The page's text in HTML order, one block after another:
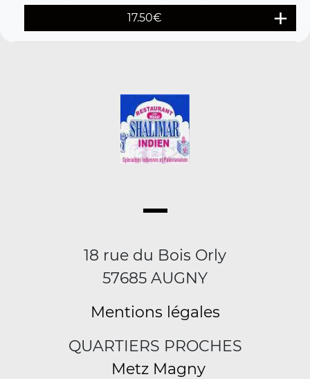
17.50€
18 rue du Bois Orly
57685 AUGNY
Mentions légales
QUARTIERS PROCHES
Metz Magny